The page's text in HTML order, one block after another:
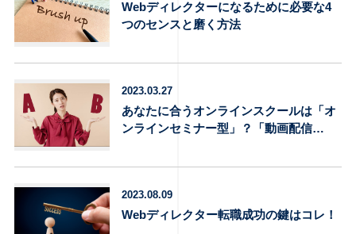
Webディレクターになるために必要な4
つのセンスと磨く方法
2023.03.27
あなたに合うオンラインスクールは「オ
ンラインセミナー型」？「動画配信
2023.08.09
Webディレクター転職成功の鍵はコレ！